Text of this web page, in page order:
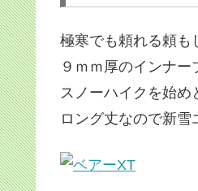
極寒でも頼れる頼も
９ｍｍ厚のインナー
スノーハイクを始め
ロング丈なので新雪